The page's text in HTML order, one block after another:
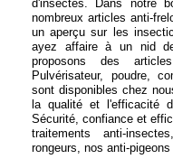
d'insectes. Dans notre
nombreux articles anti-
un aperçu sur les
ayez affaire à un nid
proposons des
Pulvérisateur, poudre,
sont disponibles chez
la qualité et l'efficacité
Sécurité, confiance et
traitements anti-
rongeurs, nos anti-